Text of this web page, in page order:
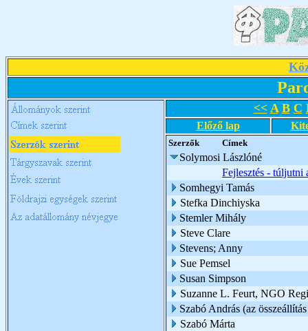
<< A B C
Előző lap
Szerzők Címek
Solymosi Lászlóné
Fejlesztés - túljutni
Somhegyi Tamás
Stefka Dinchiyska
Stemler Mihály
Steve Clare
Stevens; Anny
Sue Pemsel
Susan Simpson
Suzanne L. Feurt, NGO
Szabó András (az
Szabó Márta